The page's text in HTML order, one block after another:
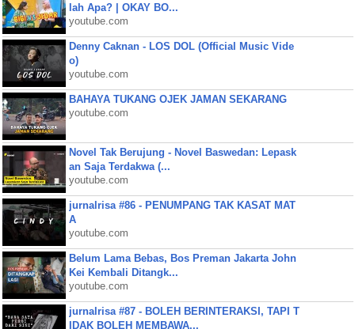
lah Apa? | OKAY BO...
youtube.com
Denny Caknan - LOS DOL (Official Music Vide
o)
youtube.com
BAHAYA TUKANG OJEK JAMAN SEKARANG
youtube.com
Novel Tak Berujung - Novel Baswedan: Lepask
an Saja Terdakwa (...
youtube.com
jurnalrisa #86 - PENUMPANG TAK KASAT MAT
A
youtube.com
Belum Lama Bebas, Bos Preman Jakarta John
Kei Kembali Ditangk...
youtube.com
jurnalrisa #87 - BOLEH BERINTERAKSI, TAPI T
IDAK BOLEH MEMBAWA...